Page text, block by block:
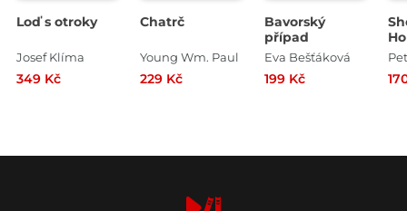
Loď s otroky
Josef Klíma
349 Kč
Chatrč
Young Wm. Paul
229 Kč
Bavorský
případ
Eva Bešťáková
199 Kč